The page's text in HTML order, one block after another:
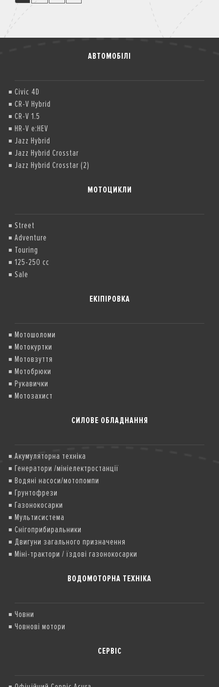
АВТОМОБІЛІ
Civic 4D
CR-V Hybrid
CR-V 1.5
HR-V e:HEV
Jazz Hybrid
Jazz Hybrid Crosstar
Jazz Hybrid Crosstar (2)
МОТОЦИКЛИ
Street
Adventure
Touring
125-250 cc
Sale
ЕКІПІРОВКА
Мотошоломи
Мотокуртки
Мотовзуття
Мотобрюки
Рукавички
Мотозахист
СИЛОВЕ ОБЛАДНАННЯ
Акумуляторна техніка
Генератори /мініелектростанції
Водяні насоси/мотопомпи
Грунтофрези
Газонокосарки
Мультисистема
Снігоприбиральники
Двигуни загального призначення
Міні-трактори / їздові газонокосарки
ВОДОМОТОРНА ТЕХНІКА
Човни
Човнові мотори
СЕРВІС